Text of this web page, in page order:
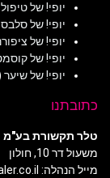
יופי! של טיפול
יופי! של סלבס
יופי! של
יופי! של
יופי! של שיער
כתובתנו
טלר תקשורת בע"מ
משעול דר 10, חולון
מייל הנהלה: taler@taler.co.il